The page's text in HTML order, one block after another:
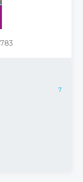
7